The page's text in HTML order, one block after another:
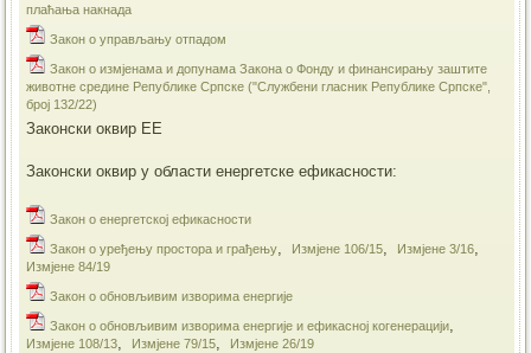
плаћања накнада
Закон о управљању отпадом
Закон о измјенама и допунама Закона о Фонду и финансирању заштите
животне средине Републике Српске ("Службени гласник Републике Српске",
број 132/22)
Законски оквир ЕЕ
Законски оквир у области енергетске ефикасности:
Закон о енергетској ефикасности
Закон о уређењу простора и грађењу, Измјене 106/15, Измјене 3/16,
Измјене 84/19
​Закон о обновљивим изворима енергије
​Закон о обновљивим изворима енергије и ефикасној когенерацији,
Измјене 108/13, Измјене 79/15, Измјене 26/19